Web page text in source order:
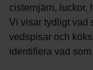
cisternjärn, luckor,
Vi visar tydligt vad
vedspisar och
identifiera vad